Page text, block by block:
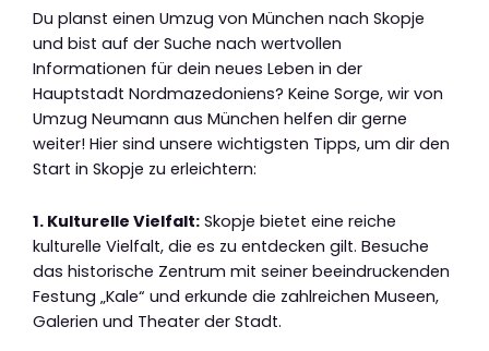
Du planst einen Umzug von München nach Skopje
und bist auf der Suche nach wertvollen
Informationen für dein neues Leben in der
Hauptstadt Nordmazedoniens? Keine Sorge, wir von
Umzug Neumann aus München helfen dir gerne
weiter! Hier sind unsere wichtigsten Tipps, um dir den
Start in Skopje zu erleichtern:
1. Kulturelle Vielfalt: Skopje bietet eine reiche
kulturelle Vielfalt, die es zu entdecken gilt. Besuche
das historische Zentrum mit seiner beeindruckenden
Festung „Kale“ und erkunde die zahlreichen Museen,
Galerien und Theater der Stadt.